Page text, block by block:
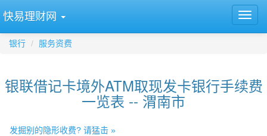
快易理财网
银行 服务资费
银联借记卡境外ATM取现发卡银行手续费
一览表 -- 渭南市
发掘别的隐形收费? 请猛击 »